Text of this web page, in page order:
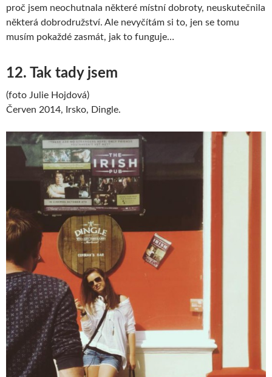
proč jsem neochutnala některé místní dobroty, neuskutečnila
některá dobrodružství. Ale nevyčítám si to, jen se tomu
musím pokaždé zasmát, jak to funguje…
12. Tak tady jsem
(foto Julie Hojdová)
Červen 2014, Irsko, Dingle.